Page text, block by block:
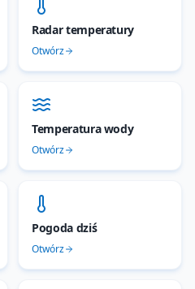
Radar temperatury
Otwórz
Temperatura wody
Otwórz
Pogoda dziś
Otwórz